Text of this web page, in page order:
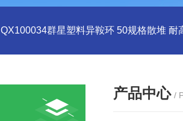
QX100034群星塑料异鞍环 50规格散堆 耐
产品中心 /